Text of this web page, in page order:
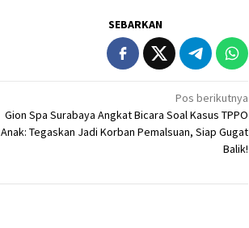
SEBARKAN
Pos berikutnya
Gion Spa Surabaya Angkat Bicara Soal Kasus TPPO
Anak: Tegaskan Jadi Korban Pemalsuan, Siap Gugat
Balik!